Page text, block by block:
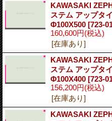
KAWASAKI
ステム アップタ
Φ100X500 [723-
160,600円(税込)
[在庫あり]
KAWASAKI
ステム アップタ
Φ100X400 [723-
156,200円(税込)
[在庫あり]
KAWASAKI